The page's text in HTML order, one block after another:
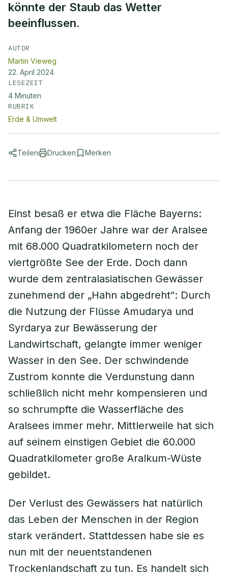
könnte der Staub das Wetter
beeinflussen.
AUTOR
Martin Vieweg
22. April 2024
LESEZEIT
4 Minuten
RUBRIK
Erde & Umwelt
Teilen Drucken Merken
Einst besaß er etwa die Fläche Bayerns:
Anfang der 1960er Jahre war der Aralsee
mit 68.000 Quadratkilometern noch der
viertgrößte See der Erde. Doch dann
wurde dem zentralasiatischen Gewässer
zunehmend der „Hahn abgedreht“: Durch
die Nutzung der Flüsse Amudarya und
Syrdarya zur Bewässerung der
Landwirtschaft, gelangte immer weniger
Wasser in den See. Der schwindende
Zustrom konnte die Verdunstung dann
schließlich nicht mehr kompensieren und
so schrumpfte die Wasserfläche des
Aralsees immer mehr. Mittlerweile hat sich
auf seinem einstigen Gebiet die 60.000
Quadratkilometer große Aralkum-Wüste
gebildet.
Der Verlust des Gewässers hat natürlich
das Leben der Menschen in der Region
stark verändert. Stattdessen habe sie es
nun mit der neuentstandenen
Trockenlandschaft zu tun. Es handelt sich